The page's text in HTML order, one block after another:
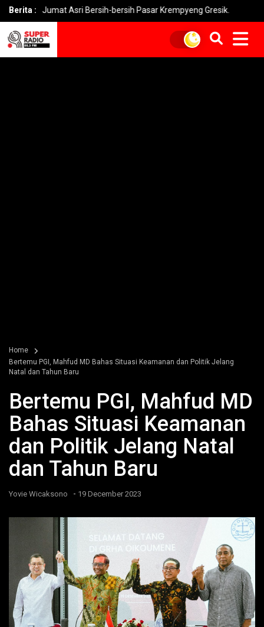
Berita :
Jumat Asri Bersih-bersih Pasar Krempyeng Gresik. PLN
Home
Bertemu PGI, Mahfud MD Bahas Situasi Keamanan dan Politik Jelang
Natal dan Tahun Baru
Bertemu PGI, Mahfud MD
Bahas Situasi Keamanan
dan Politik Jelang Natal
dan Tahun Baru
Yovie Wicaksono - 19 December 2023